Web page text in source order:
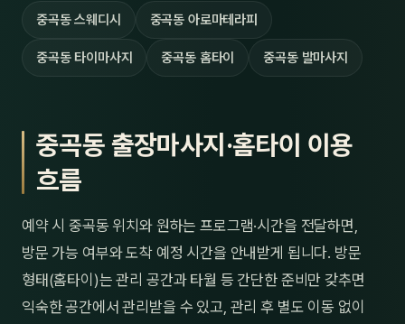
중곡동 스웨디시 중곡동 아로마테라피
중곡동 타이마사지 중곡동 홈타이 중곡동 발마사지
중곡동 출장마사지·홈타이 이용
흐름
예약 시 중곡동 위치와 원하는 프로그램·시간을 전달하면,
방문 가능 여부와 도착 예정 시간을 안내받게 됩니다. 방문
형태(홈타이)는 관리 공간과 타월 등 간단한 준비만 갖추면
익숙한 공간에서 관리받을 수 있고, 관리 후 별도 이동 없이